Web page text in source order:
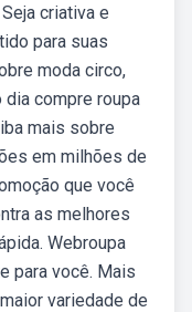
criativa e
para suas
moda circo,
compre roupa
mais sobre
em milhões de
que você
as melhores
Webroupa
para você. Mais
variedade de